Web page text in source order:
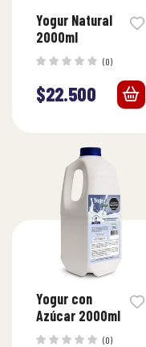
Yogur Natural
2000ml
(0)
$22.500
Yogur con
Azúcar 2000ml
(0)